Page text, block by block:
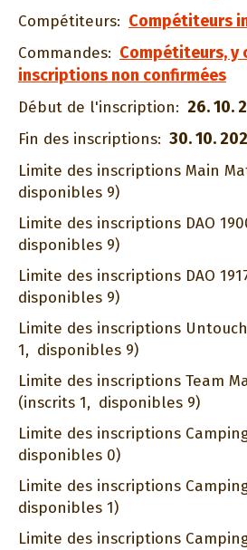
Compétiteurs: Compétiteurs
Commandes: Compétiteurs, y
inscriptions non confirmées
Début de l'inscription: 26. 10.
Fin des inscriptions: 30. 10.
Limite des inscriptions Main
disponibles 9)
Limite des inscriptions DAO
disponibles 9)
Limite des inscriptions DAO
disponibles 9)
Limite des inscriptions
1, disponibles 9)
Limite des inscriptions Team
(inscrits 1, disponibles 9)
Limite des inscriptions
disponibles 0)
Limite des inscriptions
disponibles 1)
Limite des inscriptions